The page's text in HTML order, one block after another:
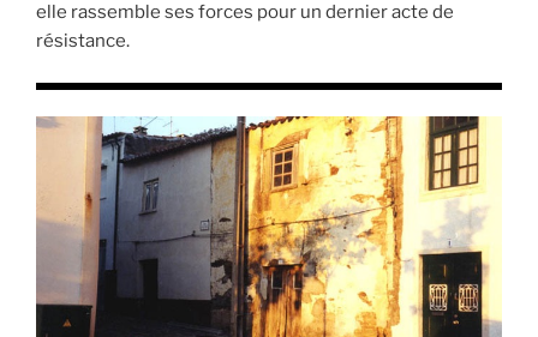
elle rassemble ses forces pour un dernier acte de
résistance.